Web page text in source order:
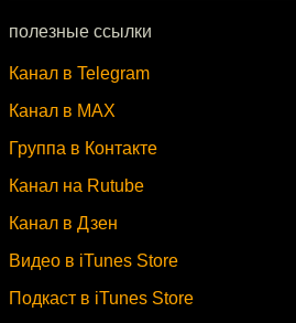
полезные ссылки
Канал в Telegram
Канал в MAX
Группа в Контакте
Канал на Rutube
Канал в Дзен
Видео в iTunes Store
Подкаст в iTunes Store